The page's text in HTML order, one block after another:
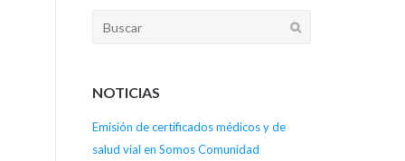
NOTICIAS
Emisión de certificados médicos y de
salud vial en Somos Comunidad